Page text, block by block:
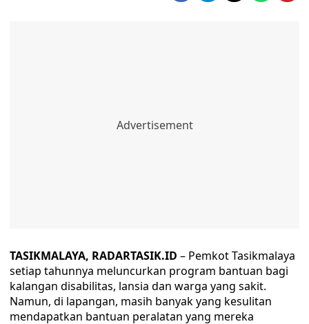
TASIKMALAYA, RADARTASIK.ID – Pemkot Tasikmalaya
setiap tahunnya meluncurkan program bantuan bagi
kalangan disabilitas, lansia dan warga yang sakit.
Namun, di lapangan, masih banyak yang kesulitan
mendapatkan bantuan peralatan yang mereka